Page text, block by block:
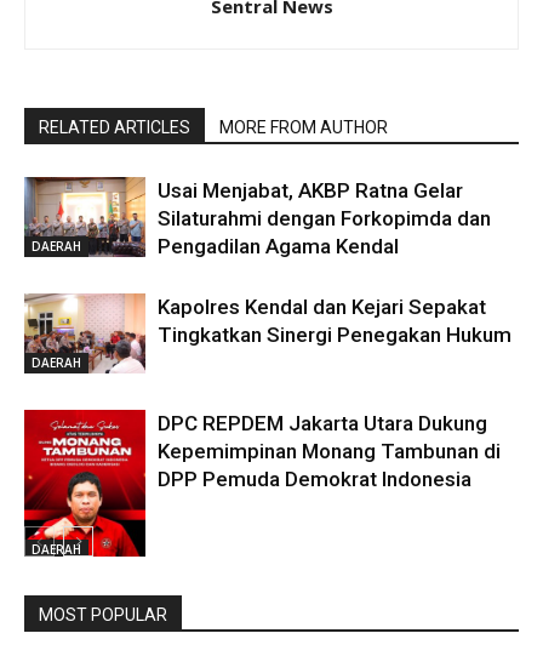
Sentral News
RELATED ARTICLES MORE FROM AUTHOR
DAERAH
Usai Menjabat, AKBP Ratna Gelar
Silaturahmi dengan Forkopimda dan
Pengadilan Agama Kendal
DAERAH
Kapolres Kendal dan Kejari Sepakat
Tingkatkan Sinergi Penegakan Hukum
DAERAH
DPC REPDEM Jakarta Utara Dukung
Kepemimpinan Monang Tambunan di
DPP Pemuda Demokrat Indonesia
MOST POPULAR